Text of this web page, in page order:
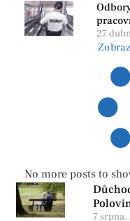
našem
27
No more posts to
penzi,
7 srpna,